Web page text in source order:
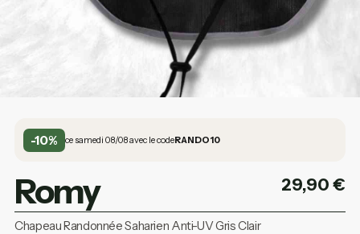
-10% ce samedi 08/08 avec le codeRANDO10
Romy 29,90€
Chapeau Randonnée Saharien Anti-UV Gris Clair